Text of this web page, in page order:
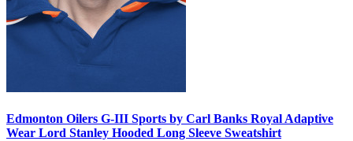
Edmonton Oilers G-III Sports by Carl Banks Royal Adaptive
Wear Lord Stanley Hooded Long Sleeve Sweatshirt